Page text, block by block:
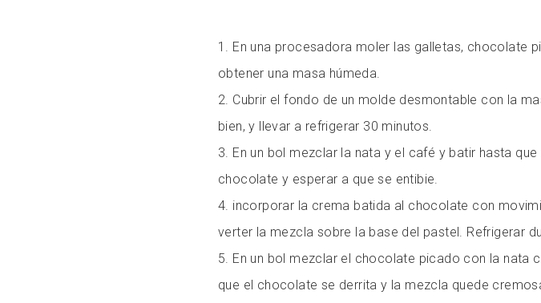
1. En una procesadora moler las galletas, chocolate
obtener una masa húmeda.
2. Cubrir el fondo de un molde desmontable con la
bien, y llevar a refrigerar 30 minutos.
3. En un bol mezclar la nata y el café y batir hasta que
chocolate y esperar a que se entibie.
4. incorporar la crema batida al chocolate con
verter la mezcla sobre la base del pastel. Refrigerar
5. En un bol mezclar el chocolate picado con la nata
que el chocolate se derrita y la mezcla quede